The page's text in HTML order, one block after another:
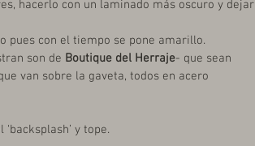
hacerlo con un laminado más oscuro y dejar
pues con el tiempo se pone amarillo.
son de Boutique del Herraje- que sean
van sobre la gaveta, todos en acero
y tope.